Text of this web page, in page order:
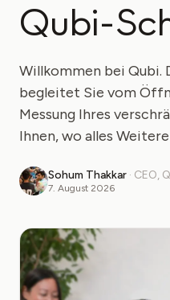
FÜR
Lehrkräfte
Kinder & Eltern
WISSENSCHAFT
Bildungs-Fallstudie
Outreach-Fallstudie
Qubi-
Willkommen bei Qubi.
begleitet Sie vom
Messung Ihres
Ihnen, wo alles
Sohum Thakkar · CEO,
7. August 2026